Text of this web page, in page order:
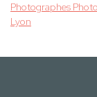
Photographes
Lyon